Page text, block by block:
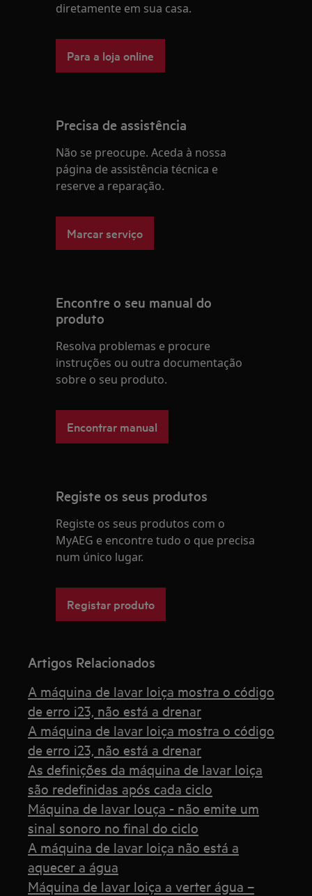
diretamente em sua casa.
Para a loja online
Precisa de assistência
Não se preocupe. Aceda à nossa
página de assistência técnica e
reserve a reparação.
Marcar serviço
Encontre o seu manual do
produto
Resolva problemas e procure
instruções ou outra documentação
sobre o seu produto.
Encontrar manual
Registe os seus produtos
Registe os seus produtos com o
MyAEG e encontre tudo o que precisa
num único lugar.
Registar produto
Artigos Relacionados
A máquina de lavar loiça mostra o código
de erro i23, não está a drenar
A máquina de lavar loiça mostra o código
de erro i23, não está a drenar
As definições da máquina de lavar loiça
são redefinidas após cada ciclo
Máquina de lavar louça - não emite um
sinal sonoro no final do ciclo
A máquina de lavar loiça não está a
aquecer a água
Máquina de lavar loiça a verter água –